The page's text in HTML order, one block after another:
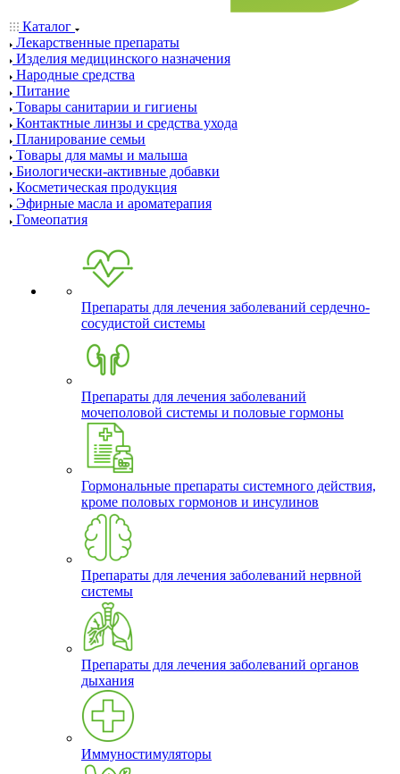
Каталог
Лекарственные препараты
Изделия медицинского назначения
Народные средства
Питание
Товары санитарии и гигиены
Контактные линзы и средства ухода
Планирование семьи
Товары для мамы и малыша
Биологически-активные добавки
Косметическая продукция
Эфирные масла и ароматерапия
Гомеопатия
Препараты для лечения заболеваний сердечно-
сосудистой системы
Препараты для лечения заболеваний
мочеполовой системы и половые гормоны
Гормональные препараты системного действия,
кроме половых гормонов и инсулинов
Препараты для лечения заболеваний нервной
системы
Препараты для лечения заболеваний органов
дыхания
Иммуностимуляторы